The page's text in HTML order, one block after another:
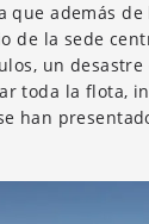
que además de
de la sede
un
toda la flota,
han